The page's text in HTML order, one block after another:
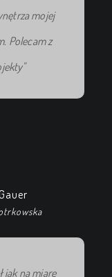
mojej
Polecam z
jak na miarę